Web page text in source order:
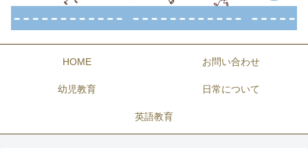
HOME お問い合わせ
幼児教育 日常について
英語教育